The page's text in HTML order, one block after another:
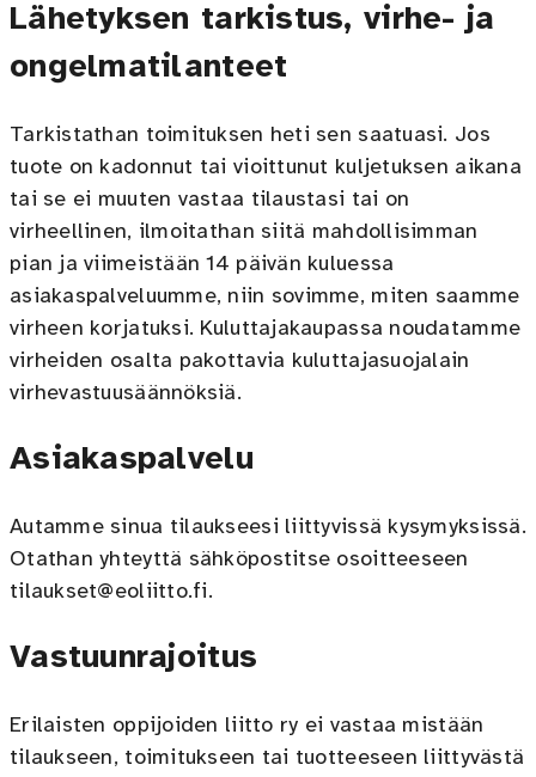
Lähetyksen tarkistus, virhe- ja
ongelmatilanteet
Tarkistathan toimituksen heti sen saatuasi. Jos
tuote on kadonnut tai vioittunut kuljetuksen aikana
tai se ei muuten vastaa tilaustasi tai on
virheellinen, ilmoitathan siitä mahdollisimman
pian ja viimeistään 14 päivän kuluessa
asiakaspalveluumme, niin sovimme, miten saamme
virheen korjatuksi. Kuluttajakaupassa noudatamme
virheiden osalta pakottavia kuluttajasuojalain
virhevastuusäännöksiä.
Asiakaspalvelu
Autamme sinua tilaukseesi liittyvissä kysymyksissä.
Otathan yhteyttä sähköpostitse osoitteeseen
tilaukset@eoliitto.fi.
Vastuunrajoitus
Erilaisten oppijoiden liitto ry ei vastaa mistään
tilaukseen, toimitukseen tai tuotteeseen liittyvästä